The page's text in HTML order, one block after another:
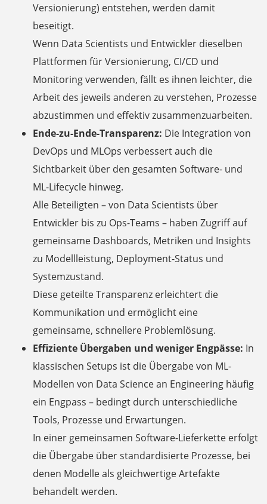
Versionierung) entstehen, werden damit
beseitigt.
Wenn Data Scientists und Entwickler dieselben
Plattformen für Versionierung, CI/CD und
Monitoring verwenden, fällt es ihnen leichter, die
Arbeit des jeweils anderen zu verstehen, Prozesse
abzustimmen und effektiv zusammenzuarbeiten.
Ende-zu-Ende-Transparenz: Die Integration von
DevOps und MLOps verbessert auch die
Sichtbarkeit über den gesamten Software- und
ML-Lifecycle hinweg.
Alle Beteiligten – von Data Scientists über
Entwickler bis zu Ops-Teams – haben Zugriff auf
gemeinsame Dashboards, Metriken und Insights
zu Modellleistung, Deployment-Status und
Systemzustand.
Diese geteilte Transparenz erleichtert die
Kommunikation und ermöglicht eine
gemeinsame, schnellere Problemlösung.
Effiziente Übergaben und weniger Engpässe: In
klassischen Setups ist die Übergabe von ML-
Modellen von Data Science an Engineering häufig
ein Engpass – bedingt durch unterschiedliche
Tools, Prozesse und Erwartungen.
In einer gemeinsamen Software-Lieferkette erfolgt
die Übergabe über standardisierte Prozesse, bei
denen Modelle als gleichwertige Artefakte
behandelt werden.